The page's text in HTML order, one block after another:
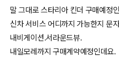
말 그대로 스타리아 킨더 구매예정
신차 서비스 어디까지 가능한지 문
내비게이션.서라운드뷰.
내일모레까지 구매계약예정인데요.